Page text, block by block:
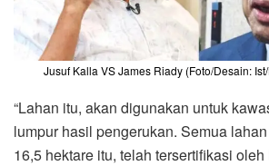
Jusuf Kalla VS James Riady (Foto/Desain:
“Lahan itu, akan digunakan untuk
lumpur hasil pengerukan. Semua
16,5 hektare itu, telah tersertifikasi